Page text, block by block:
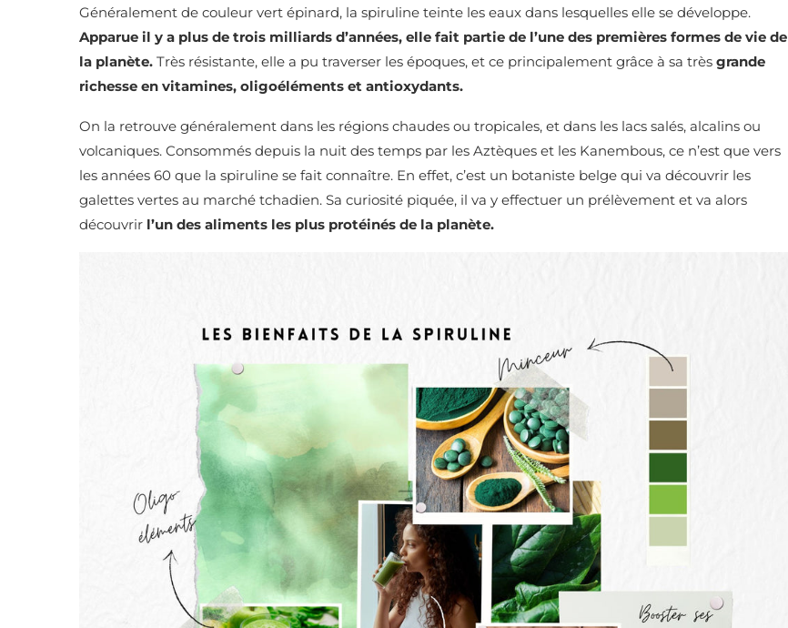
Généralement de couleur vert épinard, la spiruline teinte les eaux dans lesquelles elle se développe.
Apparue il y a plus de trois milliards d’années, elle fait partie de l’une des premières formes de vie de
la planète. Très résistante, elle a pu traverser les époques, et ce principalement grâce à sa très grande
richesse en vitamines, oligoéléments et antioxydants.
On la retrouve généralement dans les régions chaudes ou tropicales, et dans les lacs salés, alcalins ou
volcaniques. Consommés depuis la nuit des temps par les Aztèques et les Kanembous, ce n’est que vers
les années 60 que la spiruline se fait connaître. En effet, c’est un botaniste belge qui va découvrir les
galettes vertes au marché tchadien. Sa curiosité piquée, il va y effectuer un prélèvement et va alors
découvrir l’un des aliments les plus protéinés de la planète.